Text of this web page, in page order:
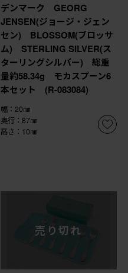
デンマーク GEORG
JENSEN(ジョージ・ジェン
セン) BLOSSOM(ブロッサ
ム) STERLING SILVER(ス
ターリングシルバー) 総重
量約58.34g モカスプーン6
本セット (R-083084)
幅：20㎜
奥行：87㎜
高さ：10㎜
売り切れ